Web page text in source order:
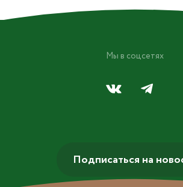
Мы в соцсетях
Подписаться на